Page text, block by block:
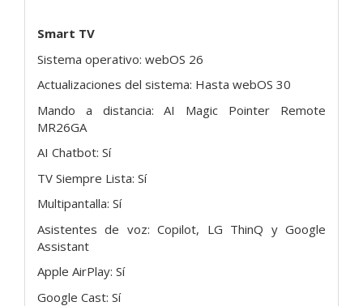
Smart TV
Sistema operativo: webOS 26
Actualizaciones del sistema: Hasta webOS 30
Mando a distancia: AI Magic Pointer Remote
MR26GA
AI Chatbot: Sí
TV Siempre Lista: Sí
Multipantalla: Sí
Asistentes de voz: Copilot, LG ThinQ y Google
Assistant
Apple AirPlay: Sí
Google Cast: Sí